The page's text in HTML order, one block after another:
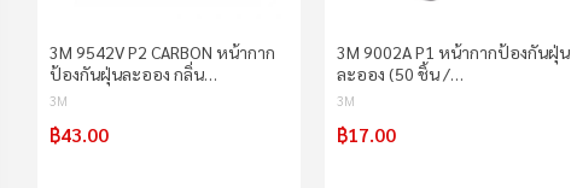
3M 9542V P2 CARBON หน้ากาก
ป้องกันฝุ่นละออง กลิ่น…
3M
฿43.00
3M 9002A P1 หน้ากากป้องกันฝุ่น
ละออง (50 ชิ้น /…
3M
฿17.00